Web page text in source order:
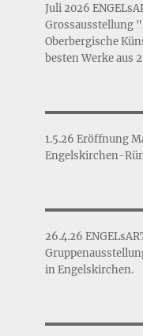
Juli 2026
Grossausstellung
Oberbergische
besten Werke aus
1.5.26 Eröffnung
Engelskirchen-
26.4.26
in Engelskirchen.